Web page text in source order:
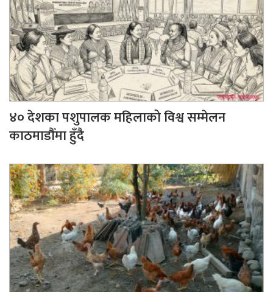
४० देशका पशुपालक महिलाको विश्व सम्मेलन
काठमाडौँमा हुँदै